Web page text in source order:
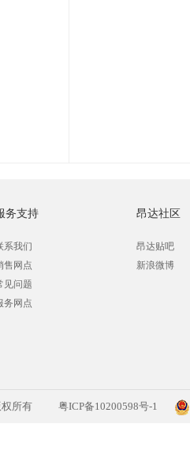
务支持
系我们
售网点
见问题
务网点
昂达社区
昂达贴吧
新浪微博
版权所有 粤ICP备10200598号-1